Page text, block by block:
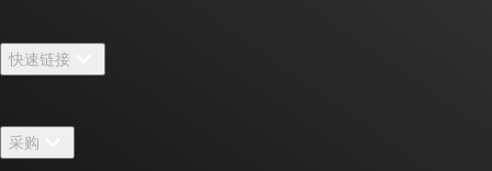
招贤纳士
新闻中心
快速链接
TI E2E™ 设计支持论坛
采购